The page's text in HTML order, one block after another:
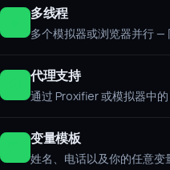
多线程
多个模拟器或浏览器并行 —
代理支持
通过 Proxifier 或模拟器中
变量模板
姓名、电话以及你的任意变